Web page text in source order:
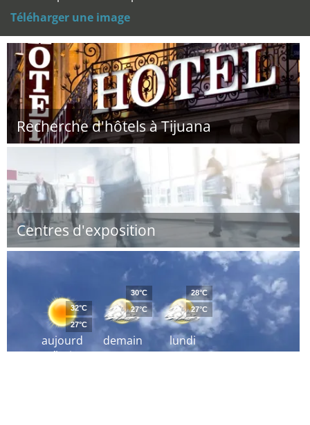
Téléharger une image
Recherche d'hôtels à Tijuana
Centres d'exposition
aujourd
´hui
32°C
27°C
demain
30°C
27°C
lundi
28°C
27°C